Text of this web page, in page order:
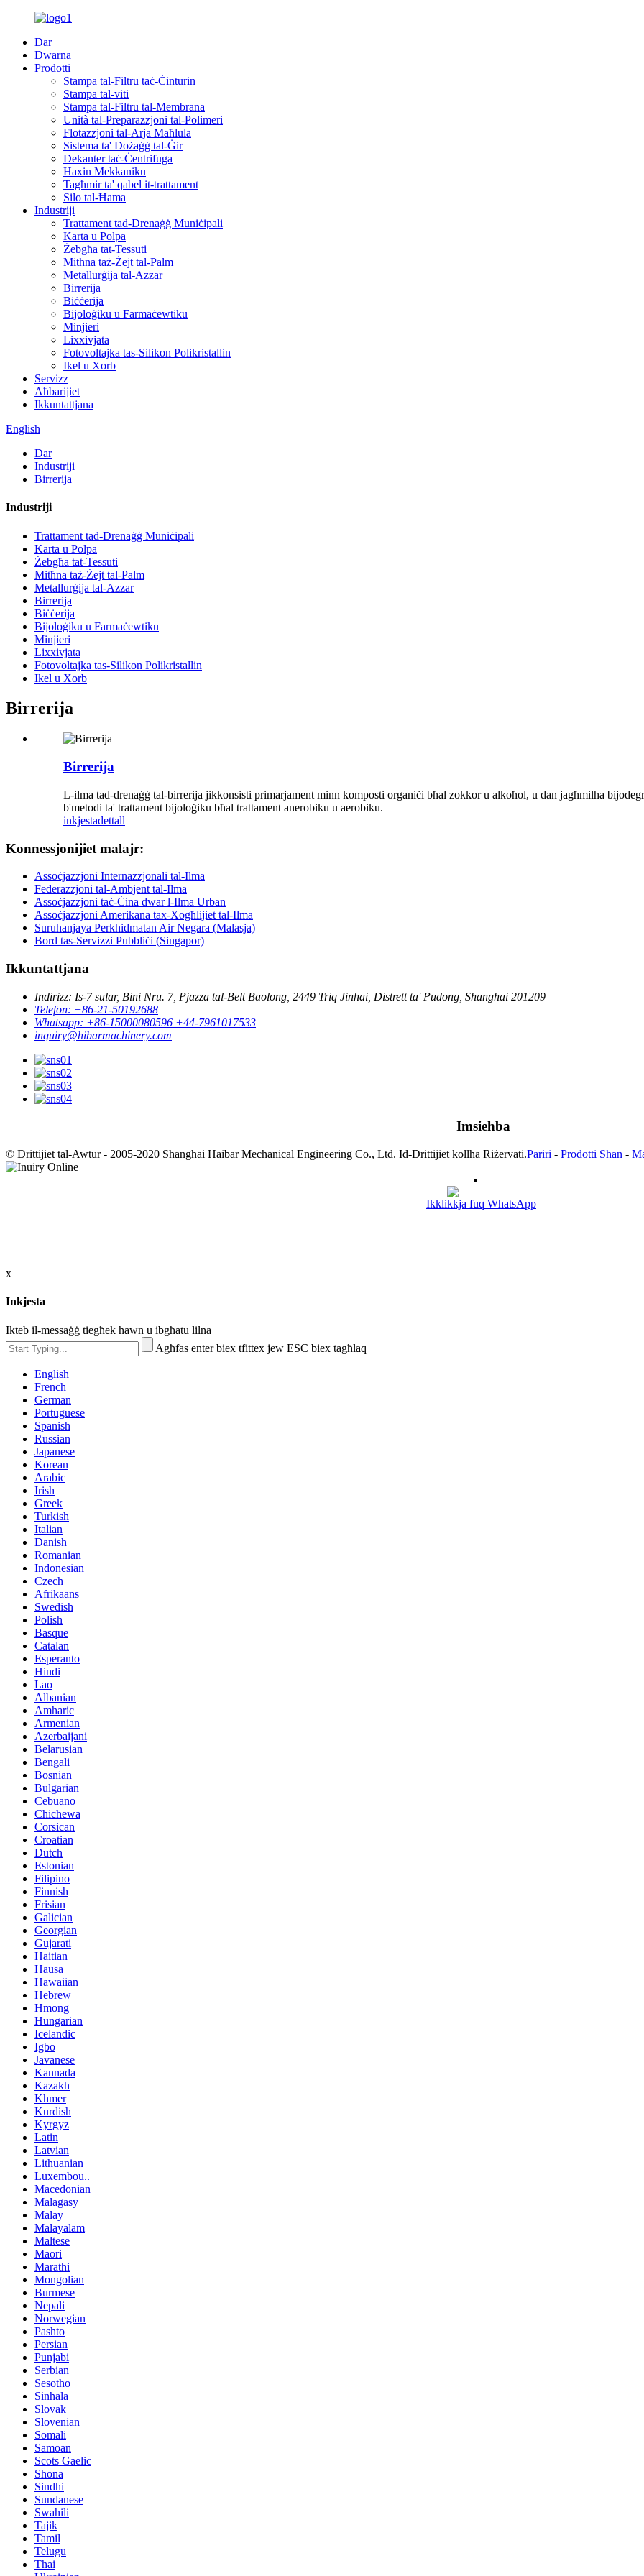
Dar
Dwarna
Prodotti
Stampa tal-Filtru taċ-Ċinturin
Stampa tal-viti
Stampa tal-Filtru tal-Membrana
Unità tal-Preparazzjoni tal-Polimeri
Flotazzjoni tal-Arja Maħlula
Sistema ta' Dożaġġ tal-Ġir
Dekanter taċ-Ċentrifuga
Ħaxin Mekkaniku
Tagħmir ta' qabel it-trattament
Silo tal-Ħama
Industriji
Trattament tad-Drenaġġ Muniċipali
Karta u Polpa
Żebgħa tat-Tessuti
Mitħna taż-Żejt tal-Palm
Metallurġija tal-Azzar
Birrerija
Biċċerija
Bijoloġiku u Farmaċewtiku
Minjieri
Lixxivjata
Fotovoltajka tas-Silikon Polikristallin
Ikel u Xorb
Servizz
Aħbarijiet
Ikkuntattjana
English
Dar
Industriji
Birrerija
Industriji
Trattament tad-Drenaġġ Muniċipali
Karta u Polpa
Żebgħa tat-Tessuti
Mitħna taż-Żejt tal-Palm
Metallurġija tal-Azzar
Birrerija
Biċċerija
Bijoloġiku u Farmaċewtiku
Minjieri
Lixxivjata
Fotovoltajka tas-Silikon Polikristallin
Ikel u Xorb
Birrerija
Birrerija
L-ilma tad-drenaġġ tal-birrerija jikkonsisti primarjament minn komposti organiċi bħal zokkor u alkoħol, u dan jagħmilha
b'metodi ta' trattament bijoloġiku bħal trattament anerobiku u aerobiku.
inkjestadettall
Konnessjonijiet malajr:
Assoċjazzjoni Internazzjonali tal-Ilma
Federazzjoni tal-Ambjent tal-Ilma
Assoċjazzjoni taċ-Ċina dwar l-Ilma Urban
Assoċjazzjoni Amerikana tax-Xogħlijiet tal-Ilma
Suruhanjaya Perkhidmatan Air Negara (Malasja)
Bord tas-Servizzi Pubbliċi (Singapor)
Ikkuntattjana
Indirizz: Is-7 sular, Bini Nru. 7, Pjazza tal-Belt Baolong, 2449 Triq Jinhai, Distrett ta' Pudong, Shanghai 201209
Telefon: +86-21-50192688
Whatsapp: +86-15000080596 +44-7961017533
inquiry@hibarmachinery.com
Imsieħba
© Drittijiet tal-Awtur - 2005-2020 Shanghai Haibar Mechanical Engineering Co., Ltd. Id-Drittijiet kollha Riżervati.Pariri - Prodotti Sħan -
Ikklikkja fuq WhatsApp
x
Inkjesta
Ikteb il-messaġġ tiegħek hawn u ibgħatu lilna
Agħfas enter biex tfittex jew ESC biex tagħlaq
English
French
German
Portuguese
Spanish
Russian
Japanese
Korean
Arabic
Irish
Greek
Turkish
Italian
Danish
Romanian
Indonesian
Czech
Afrikaans
Swedish
Polish
Basque
Catalan
Esperanto
Hindi
Lao
Albanian
Amharic
Armenian
Azerbaijani
Belarusian
Bengali
Bosnian
Bulgarian
Cebuano
Chichewa
Corsican
Croatian
Dutch
Estonian
Filipino
Finnish
Frisian
Galician
Georgian
Gujarati
Haitian
Hausa
Hawaiian
Hebrew
Hmong
Hungarian
Icelandic
Igbo
Javanese
Kannada
Kazakh
Khmer
Kurdish
Kyrgyz
Latin
Latvian
Lithuanian
Luxembou..
Macedonian
Malagasy
Malay
Malayalam
Maltese
Maori
Marathi
Mongolian
Burmese
Nepali
Norwegian
Pashto
Persian
Punjabi
Serbian
Sesotho
Sinhala
Slovak
Slovenian
Somali
Samoan
Scots Gaelic
Shona
Sindhi
Sundanese
Swahili
Tajik
Tamil
Telugu
Thai